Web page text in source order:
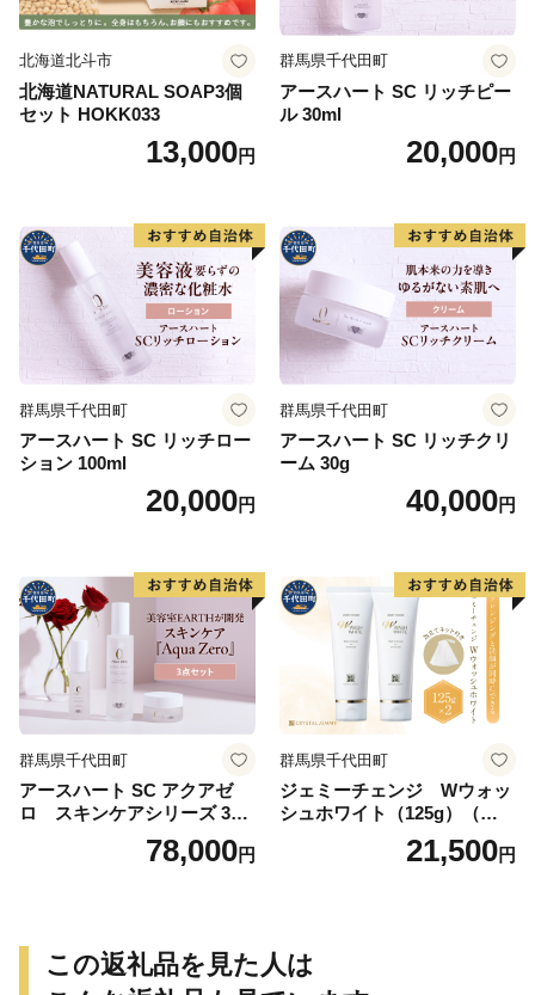
北海道北斗市
北海道NATURAL SOAP3個
セット HOKK033
13,000円
群馬県千代田町
アースハート SC リッチピー
ル 30ml
20,000円
群馬県千代田町
アースハート SC リッチロー
ション 100ml
20,000円
群馬県千代田町
アースハート SC リッチクリ
ーム 30g
40,000円
群馬県千代田町
アースハート SC アクアゼ
ロ スキンケアシリーズ 3点
78,000円
群馬県千代田町
ジェミーチェンジ Wウォッ
シュホワイト（125g）（泡立
てネット付）×2本 群馬県 千
21,500円
この返礼品を見た人は